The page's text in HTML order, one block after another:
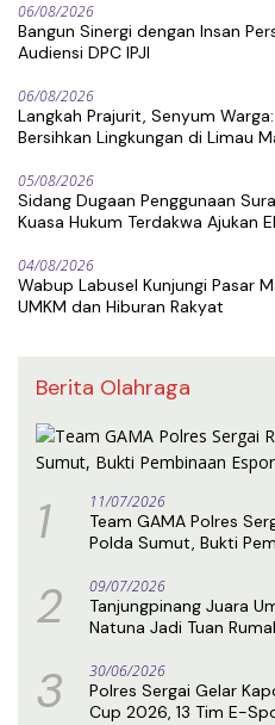
06/08/2026
Bangun Sinergi dengan Insan
Audiensi DPC IPJI
06/08/2026
Langkah Prajurit, Senyum
Bersihkan Lingkungan di Limau
05/08/2026
Sidang Dugaan Penggunaan
Kuasa Hukum Terdakwa Ajukan
04/08/2026
Wabup Labusel Kunjungi Pasar
UMKM dan Hiburan Rakyat
Berita Olahraga
1 11/07/2026
Team GAMA Polres
Polda Sumut, Bukti
2 09/07/2026
Tanjungpinang Juara
Natuna Jadi Tuan
3 30/06/2026
Polres Sergai Gelar
Cup 2026, 13 Tim E-